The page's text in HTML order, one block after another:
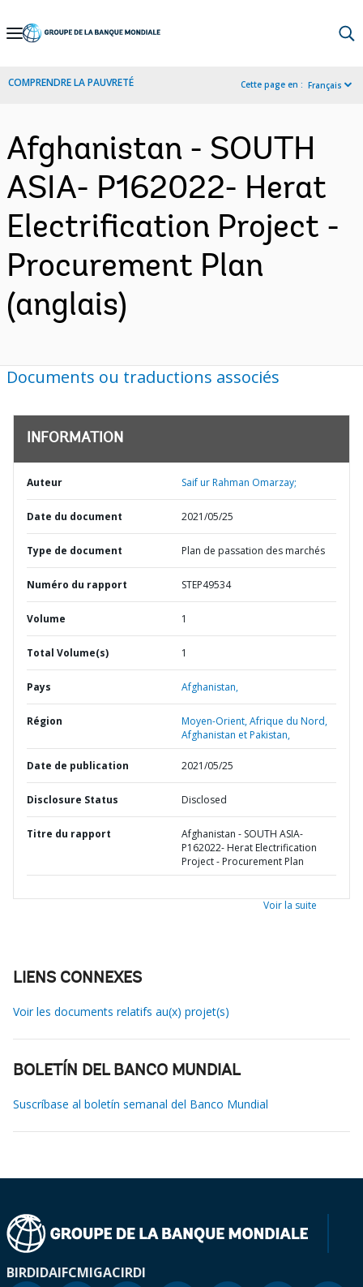
Skip
Navigation
COMPRENDRE LA PAUVRETÉ Cette page en : Français
Afghanistan - SOUTH
ASIA- P162022- Herat
Electrification Project -
Procurement Plan
(anglais)
Documents ou traductions associés
INFORMATION
Auteur Saif ur Rahman Omarzay;
Date du document 2021/05/25
Type de document Plan de passation des marchés
Numéro du rapport STEP49534
Volume 1
Total Volume(s) 1
Pays Afghanistan,
Région
Moyen-Orient, Afrique du Nord,
Afghanistan et Pakistan,
Date de publication 2021/05/25
Disclosure Status Disclosed
Titre du rapport
Afghanistan - SOUTH ASIA-
P162022- Herat Electrification
Project - Procurement Plan
Voir la suite
LIENS CONNEXES
Voir les documents relatifs au(x) projet(s)
BOLETÍN DEL BANCO MUNDIAL
Suscríbase al boletín semanal del Banco Mundial
BIRDIDAIFCMIGACIRDI